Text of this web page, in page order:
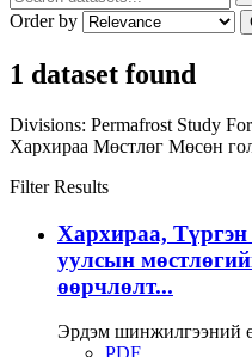
Order by
1 dataset found
Divisions: Permafrost Study
Хархираа Мөстлөг Мөсөн
Filter Results
Хархираа,
уулсын
өөрчлөлт...
Эрдэм шинжилгээний